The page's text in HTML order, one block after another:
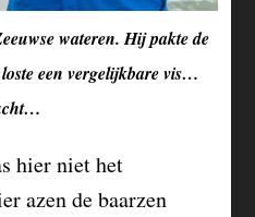
wateren. Hij pakte de
een vergelijkbare vis…
hier niet het
azen de baarzen